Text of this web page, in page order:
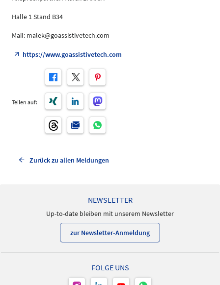
Halle 1 Stand B34
Mail: malek@goassistivetech.com
https://www.goassistivetech.com
Teilen auf:
Zurück zu allen Meldungen
NEWSLETTER
Up-to-date bleiben mit unserem Newsletter
zur Newsletter-Anmeldung
FOLGE UNS